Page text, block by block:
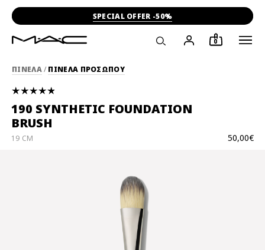
SPECIAL OFFER -50%
0
ΠΙΝΕΛΑ/ ΠΙΝΕΛΑ ΠΡΟΣΩΠΟΥ
190 SYNTHETIC FOUNDATION
BRUSH
50,00€
19 CM